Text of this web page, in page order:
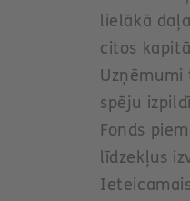
lielākā
citos
spēju
Fonds
līdzekļus